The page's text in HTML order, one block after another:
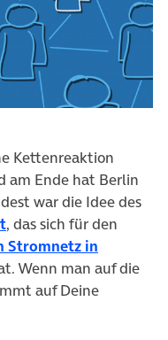
Kettenreaktion
am Ende hat Berlin
war die Idee des
, das sich für den
Stromnetz in
Wenn man auf die
auf Deine